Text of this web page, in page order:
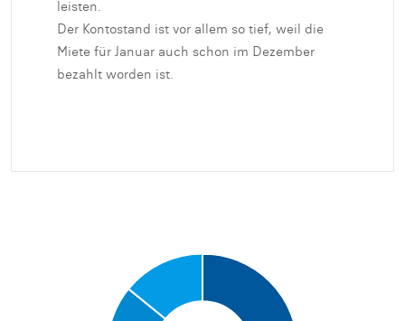
leisten.
Der Kontostand ist vor allem so tief, weil die
Miete für Januar auch schon im Dezember
bezahlt worden ist.